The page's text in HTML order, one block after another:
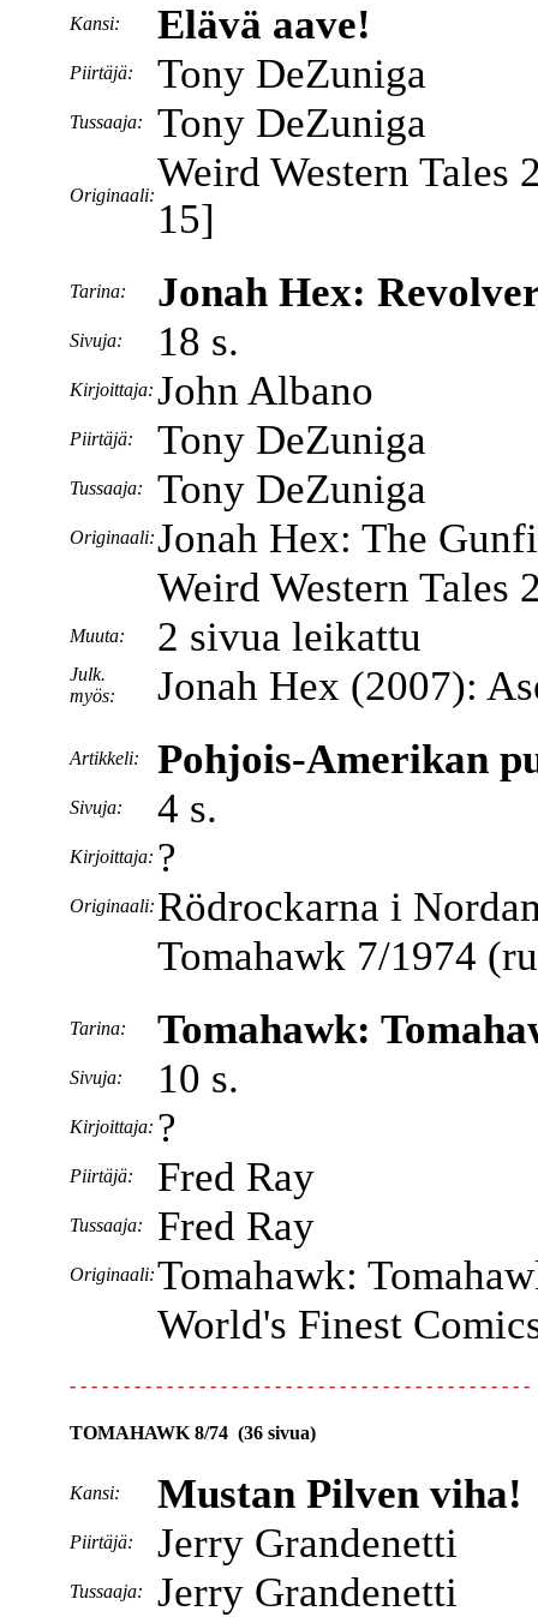
Kansi: Elävä aave!
Piirtäjä: Tony DeZuniga
Tussaaja: Tony DeZuniga
Originaali:
Weird Western Tales
15]
Tarina: Jonah Hex:
Sivuja: 18 s.
Kirjoittaja: John Albano
Piirtäjä: Tony DeZuniga
Tussaaja: Tony DeZuniga
Originaali:Jonah Hex: The
Weird Western Tales
Muuta: 2 sivua leikattu
Julk.
myös:
Jonah Hex (2007):
Artikkeli: Pohjois-Amerikan
Sivuja: 4 s.
Kirjoittaja: ?
Originaali: Rödrockarna i
Tomahawk 7/1974
Tarina: Tomahawk:
Sivuja: 10 s.
Kirjoittaja: ?
Piirtäjä: Fred Ray
Tussaaja: Fred Ray
Originaali:Tomahawk:
World's Finest
- - - - - - - - - - - - - - - - - - - - - - - - - - - - - - - - - - - - - - - - - - -
TOMAHAWK 8/74 (36 sivua)
Kansi: Mustan Pilven viha!
Piirtäjä: Jerry Grandenetti
Tussaaja: Jerry Grandenetti